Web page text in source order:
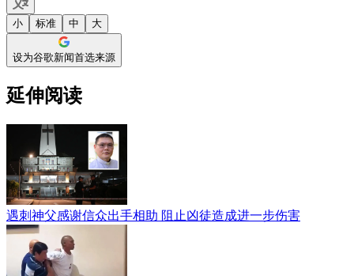
小 标准 中 大
设为谷歌新闻首选来源
延伸阅读
遇刺神父感谢信众出手相助 阻止凶徒造成进一步伤害